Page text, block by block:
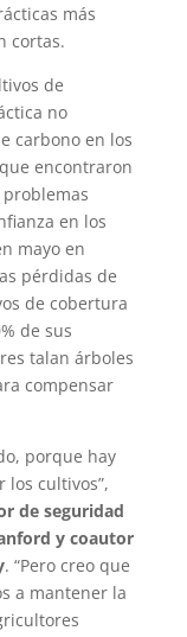
más
cortas.
de
no
carbono en los
encontraron
en los
mayo en
pérdidas de
de cobertura
de sus
talan árboles
compensar
porque hay
cultivos”,
de seguridad
y coautor
. “Pero creo que
a mantener la